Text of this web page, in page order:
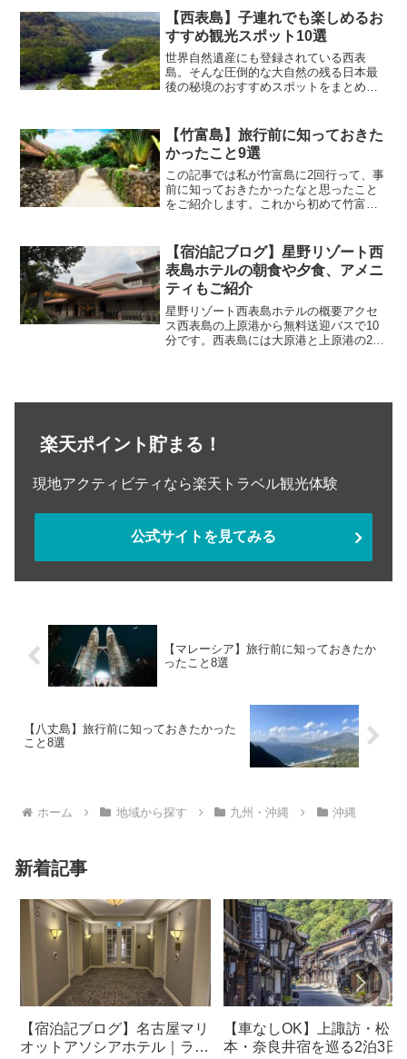
ティビティ由布島ツアー由布島へは水牛
車で渡ります西表島か...
【西表島】子連れでも楽しめるお
すすめ観光スポット10選
世界自然遺産にも登録されている西表
島。そんな圧倒的な大自然の残る日本最
後の秘境のおすすめスポットをまとめま
ャングルや滝、マングローブなど、子連
れでも楽しめるスポットをご紹介してい
ます。
【竹富島】旅行前に知っておきた
かったこと9選
この記事では私が竹富島に2回行って、事
前に知っておきたかったなと思ったこと
をご紹介します。これから初めて竹富島
牛車観光を楽しむためのコツなど幅広く
ご紹介しています。
【宿泊記ブログ】星野リゾート西
表島ホテルの朝食や夕食、アメニ
ティもご紹介
星野リゾート西表島ホテルの概要アクセ
ス西表島の上原港から無料送迎バスで10
分です。西表島には大原港と上原港の2つ
楽天ポイント貯まる！
現地アクティビティなら楽天トラベル観光体験
公式サイトを見てみる
【マレーシア】旅行前に知っておきたか
ったこと8選
【八丈島】旅行前に知っておきたかった
こと8選
ホーム 地域から探す 九州・沖縄 沖縄
新着記事
【宿泊記ブログ】名古屋マリ
オットアソシアホテル｜ラウ
【車なしOK】上諏訪・松
本・奈良井宿を巡る2泊3日